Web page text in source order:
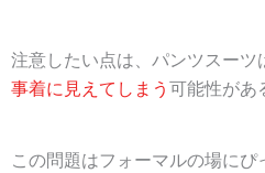
注意したい点は、パンツスーツ
事着に見えてしまう 可能性があ
この問題はフォーマルの場に